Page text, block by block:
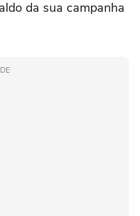
da sua campanha